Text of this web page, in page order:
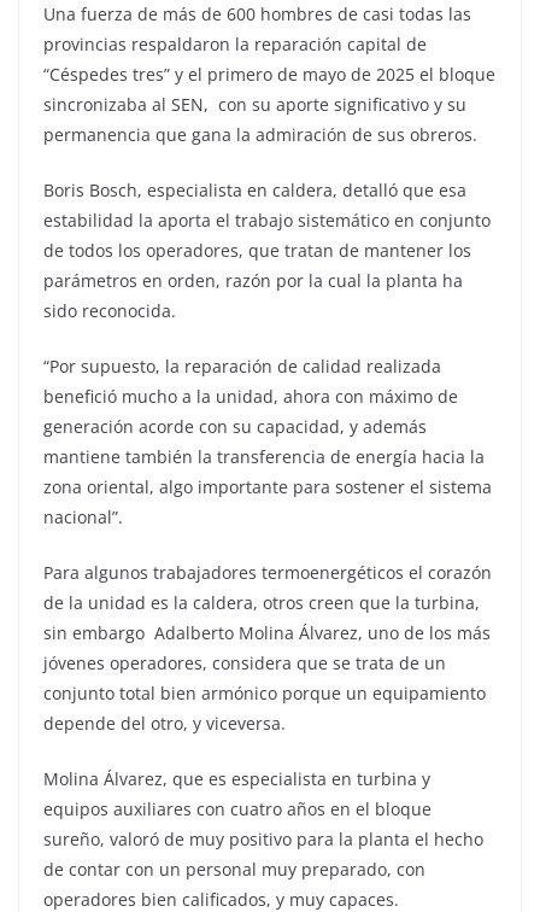
Una fuerza de más de 600 hombres de casi todas las
provincias respaldaron la reparación capital de
“Céspedes tres” y el primero de mayo de 2025 el bloque
sincronizaba al SEN, con su aporte significativo y su
permanencia que gana la admiración de sus obreros.
Boris Bosch, especialista en caldera, detalló que esa
estabilidad la aporta el trabajo sistemático en conjunto
de todos los operadores, que tratan de mantener los
parámetros en orden, razón por la cual la planta ha
sido reconocida.
“Por supuesto, la reparación de calidad realizada
benefició mucho a la unidad, ahora con máximo de
generación acorde con su capacidad, y además
mantiene también la transferencia de energía hacia la
zona oriental, algo importante para sostener el sistema
nacional”.
Para algunos trabajadores termoenergéticos el corazón
de la unidad es la caldera, otros creen que la turbina,
sin embargo Adalberto Molina Álvarez, uno de los más
jóvenes operadores, considera que se trata de un
conjunto total bien armónico porque un equipamiento
depende del otro, y viceversa.
Molina Álvarez, que es especialista en turbina y
equipos auxiliares con cuatro años en el bloque
sureño, valoró de muy positivo para la planta el hecho
de contar con un personal muy preparado, con
operadores bien calificados, y muy capaces.